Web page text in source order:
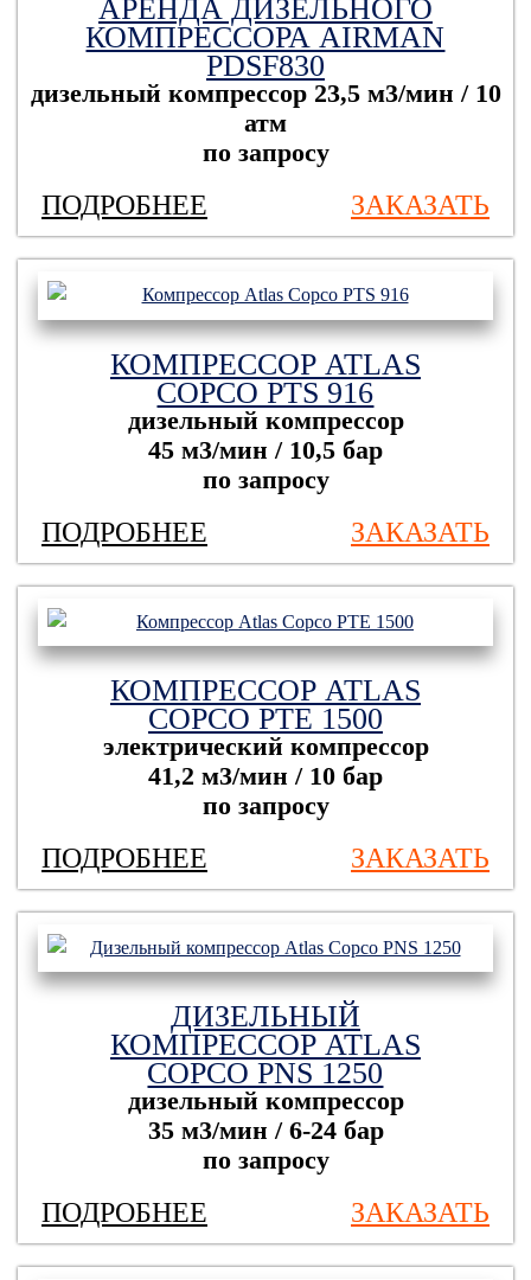
АРЕНДА ДИЗЕЛЬНОГО
КОМПРЕССОРА AIRMAN
PDSF830
дизельный компрессор 23,5 м3/мин / 10
атм
по запросу
ПОДРОБНЕЕ ЗАКАЗАТЬ
КОМПРЕССОР ATLAS
COPCO PTS 916
дизельный компрессор
45 м3/мин / 10,5 бар
по запросу
ПОДРОБНЕЕ ЗАКАЗАТЬ
КОМПРЕССОР ATLAS
COPCO PTE 1500
электрический компрессор
41,2 м3/мин / 10 бар
по запросу
ПОДРОБНЕЕ ЗАКАЗАТЬ
ДИЗЕЛЬНЫЙ
КОМПРЕССОР ATLAS
COPCO PNS 1250
дизельный компрессор
35 м3/мин / 6-24 бар
по запросу
ПОДРОБНЕЕ ЗАКАЗАТЬ